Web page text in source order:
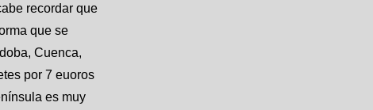
recordar que
que se
Cuenca,
por 7 euoros
es muy